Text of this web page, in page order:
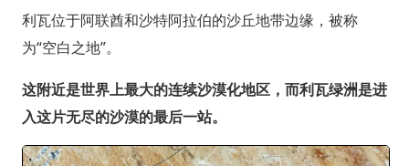
利瓦位于阿联酋和沙特阿拉伯的沙丘地带边缘，被称
为“空白之地”。
这附近是世界上最大的连续沙漠化地区，而利瓦绿洲是进
入这片无尽的沙漠的最后一站。